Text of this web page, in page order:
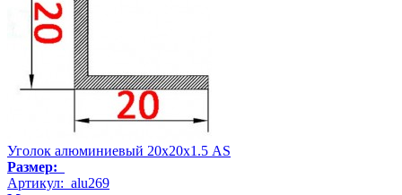
Уголок алюминиевый 20х20х1.5 AS
Размер:
Артикул: alu269